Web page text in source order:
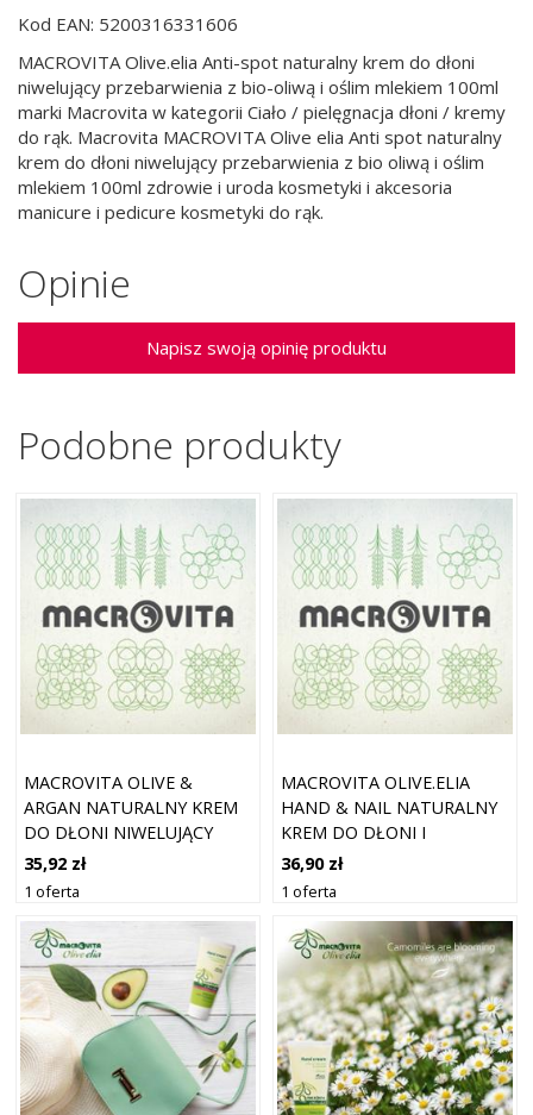
Kod EAN: 5200316331606
MACROVITA Olive.elia Anti-spot naturalny krem do dłoni
niwelujący przebarwienia z bio-oliwą i oślim mlekiem 100ml
marki Macrovita w kategorii Ciało / pielęgnacja dłoni / kremy
do rąk. Macrovita MACROVITA Olive elia Anti spot naturalny
krem do dłoni niwelujący przebarwienia z bio oliwą i oślim
mlekiem 100ml zdrowie i uroda kosmetyki i akcesoria
manicure i pedicure kosmetyki do rąk.
Opinie
Napisz swoją opinię produktu
Podobne produkty
MACROVITA OLIVE &
ARGAN NATURALNY KREM
DO DŁONI NIWELUJĄCY
PRZEBARWIENIA Z BIO-
OLIWĄ I OLEJKIEM
35,92 zł
1 oferta
MACROVITA OLIVE.ELIA
HAND & NAIL NATURALNY
KREM DO DŁONI I
PAZNOKCI Z BIO-OLIWĄ I
OLEJKIEM KOKOSOWYM
36,90 zł
1 oferta